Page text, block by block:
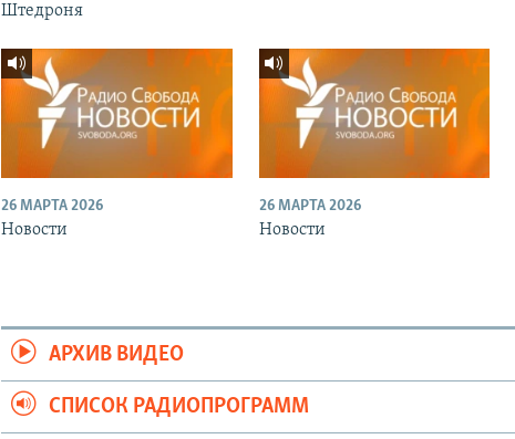
Штедроня
26 МАРТА 2026
Новости
26 МАРТА 2026
Новости
АРХИВ ВИДЕО
СПИСОК РАДИОПРОГРАММ